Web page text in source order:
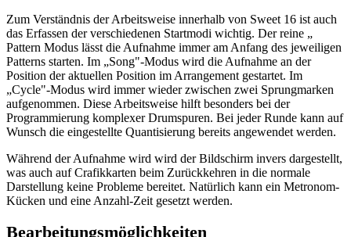
Zum Verständnis der Arbeitsweise innerhalb von Sweet 16 ist auch
das Erfassen der verschiedenen Startmodi wichtig. Der reine „
Pattern Modus lässt die Aufnahme immer am Anfang des jeweiligen
Patterns starten. Im „Song"-Modus wird die Aufnahme an der
Position der aktuellen Position im Arrangement gestartet. Im
„Cycle"-Modus wird immer wieder zwischen zwei Sprungmarken
aufgenommen. Diese Arbeitsweise hilft besonders bei der
Programmierung komplexer Drumspuren. Bei jeder Runde kann auf
Wunsch die eingestellte Quantisierung bereits angewendet werden.
Während der Aufnahme wird wird der Bildschirm invers dargestellt,
was auch auf Crafikkarten beim Zurückkehren in die normale
Darstellung keine Probleme bereitet. Natürlich kann ein Metronom-
Kücken und eine Anzahl-Zeit gesetzt werden.
Bearbeitungsmöglichkeiten